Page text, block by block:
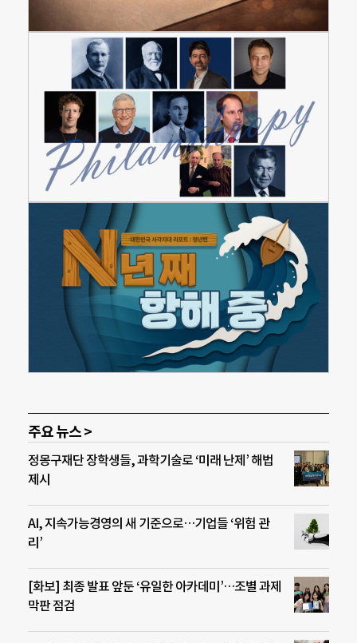
주요 뉴스 >
정몽구재단 장학생들, 과학기술로 ‘미래 난제’ 해법
제시
AI, 지속가능경영의 새 기준으로…기업들 ‘위험 관
리’
[화보] 최종 발표 앞둔 ‘유일한 아카데미’…조별 과제
막판 점검